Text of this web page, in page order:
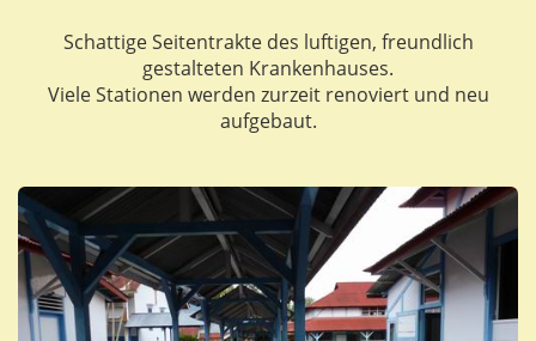
Schattige Seitentrakte des luftigen, freundlich
gestalteten Krankenhauses.
Viele Stationen werden zurzeit renoviert und neu
aufgebaut.